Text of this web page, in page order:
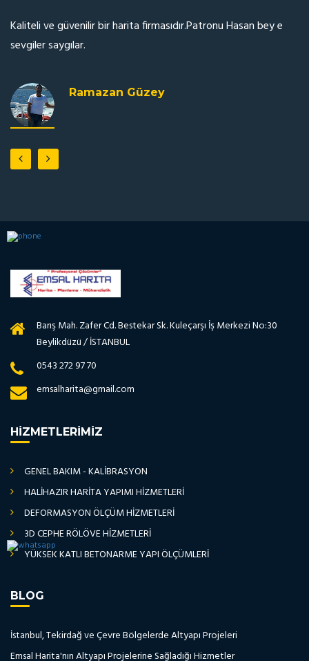
Kaliteli ve güvenilir bir harita firmasıdır.Patronu Hasan bey e
sevgiler saygılar.
Ramazan Güzey
Barış Mah. Zafer Cd. Bestekar Sk. Kuleçarşı İş Merkezi No:30
Beylikdüzü / İSTANBUL
0543 272 97 70
emsalharita@gmail.com
HIZMETLERIMIZ
GENEL BAKIM - KALİBRASYON
HALİHAZIR HARİTA YAPIMI HİZMETLERİ
DEFORMASYON ÖLÇÜM HİZMETLERİ
3D CEPHE RÖLÖVE HİZMETLERİ
YÜKSEK KATLI BETONARME YAPI ÖLÇÜMLERİ
BLOG
İstanbul, Tekirdağ ve Çevre Bölgelerde Altyapı Projeleri
Emsal Harita'nın Altyapı Projelerine Sağladığı Hizmetler